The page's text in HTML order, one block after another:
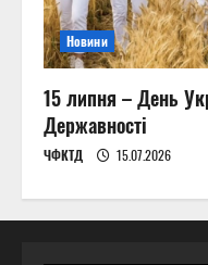
Новини
15 липня – День
Державності
ЧФКТД 15.07.2026